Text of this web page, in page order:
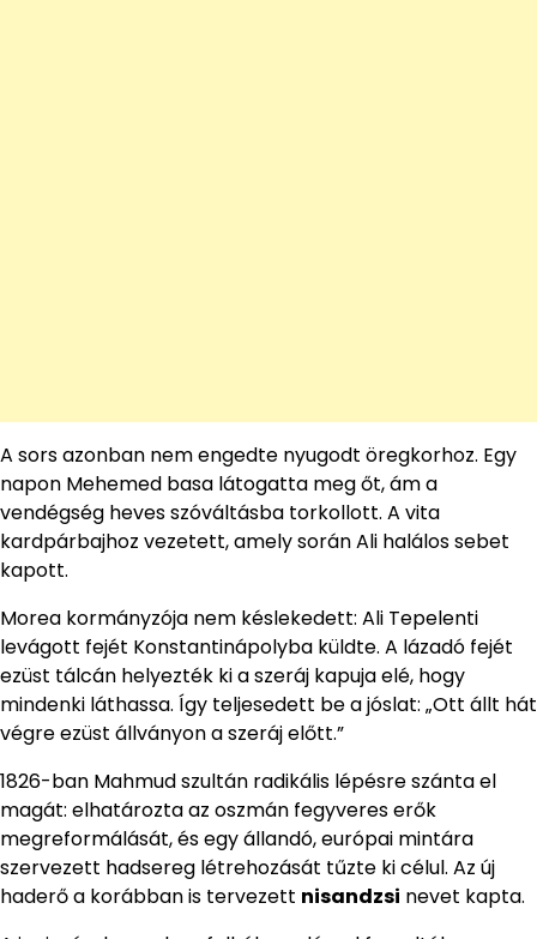
A sors azonban nem engedte nyugodt öregkorhoz. Egy
napon Mehemed basa látogatta meg őt, ám a
vendégség heves szóváltásba torkollott. A vita
kardpárbajhoz vezetett, amely során Ali halálos sebet
kapott.
Morea kormányzója nem késlekedett: Ali Tepelenti
levágott fejét Konstantinápolyba küldte. A lázadó fejét
ezüst tálcán helyezték ki a szeráj kapuja elé, hogy
mindenki láthassa. Így teljesedett be a jóslat: „Ott állt hát
végre ezüst állványon a szeráj előtt.”
1826-ban Mahmud szultán radikális lépésre szánta el
magát: elhatározta az oszmán fegyveres erők
megreformálását, és egy állandó, európai mintára
szervezett hadsereg létrehozását tűzte ki célul. Az új
haderő a korábban is tervezett nisandzsi nevet kapta.